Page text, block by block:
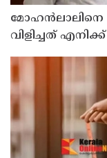
മോഹന്‍ലാലിനെ
വിളിച്ചത്
ആന്റണി